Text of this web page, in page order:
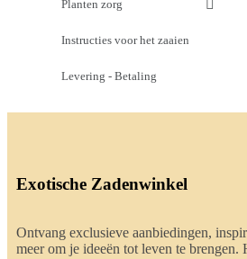
Planten zorg
Instructies voor het zaaien
Levering - Betaling
Exotische Zadenwinkel
Ontvang exclusieve aanbiedingen,
meer om je ideeën tot leven te brengen.